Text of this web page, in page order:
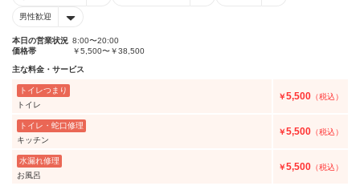
男性歓迎
本日の営業状況 8:00〜20:00
価格帯
￥5,500〜￥38,500
主な料金・サービス
トイレつまり
トイレ
￥5,500 （税込）
トイレ・蛇口修理
キッチン
￥5,500 （税込）
水漏れ修理
お風呂
￥5,500 （税込）